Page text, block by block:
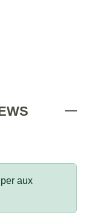
aux